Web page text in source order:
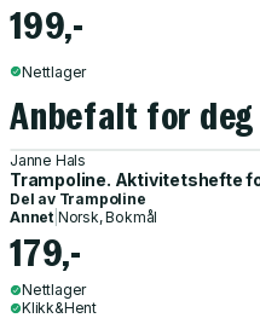
199,-
Nettlager
Anbefalt for deg
Janne Hals
Trampoline. Aktivitetshefte
Del av Trampoline
Annet Norsk, Bokmål
179,-
Nettlager
Klikk&Hent